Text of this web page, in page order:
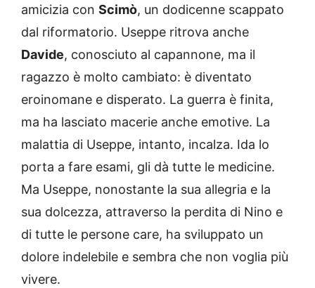
amicizia con Scimò, un dodicenne scappato
dal riformatorio. Useppe ritrova anche
Davide, conosciuto al capannone, ma il
ragazzo è molto cambiato: è diventato
eroinomane e disperato. La guerra è finita,
ma ha lasciato macerie anche emotive. La
malattia di Useppe, intanto, incalza. Ida lo
porta a fare esami, gli dà tutte le medicine.
Ma Useppe, nonostante la sua allegria e la
sua dolcezza, attraverso la perdita di Nino e
di tutte le persone care, ha sviluppato un
dolore indelebile e sembra che non voglia più
vivere.